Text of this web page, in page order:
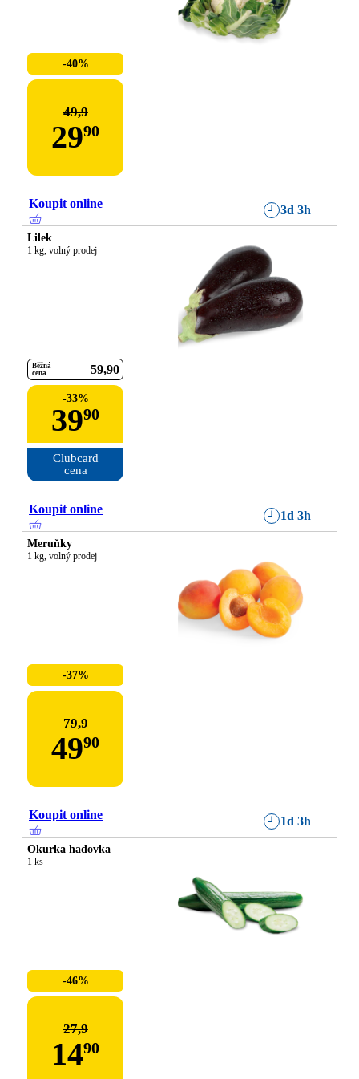
-40%
49,9
2990
Koupit online 3d 3h
Lilek
1 kg, volný prodej
Běžná
cena
59 90
-33%
3990
Clubcard
cena
Koupit online 1d 3h
Meruňky
1 kg, volný prodej
-37%
79,9
4990
Koupit online 1d 3h
Okurka hadovka
1 ks
-46%
27,9
1490